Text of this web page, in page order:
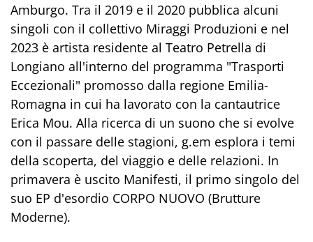
Amburgo. Tra il 2019 e il 2020 pubblica alcuni
singoli con il collettivo Miraggi Produzioni e nel
2023 è artista residente al Teatro Petrella di
Longiano all'interno del programma "Trasporti
Eccezionali" promosso dalla regione Emilia-
Romagna in cui ha lavorato con la cantautrice
Erica Mou. Alla ricerca di un suono che si evolve
con il passare delle stagioni, g.em esplora i temi
della scoperta, del viaggio e delle relazioni. In
primavera è uscito Manifesti, il primo singolo del
suo EP d'esordio CORPO NUOVO (Brutture
Moderne).